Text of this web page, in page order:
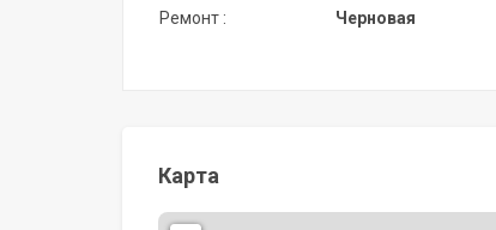
Ремонт : Черновая
Карта